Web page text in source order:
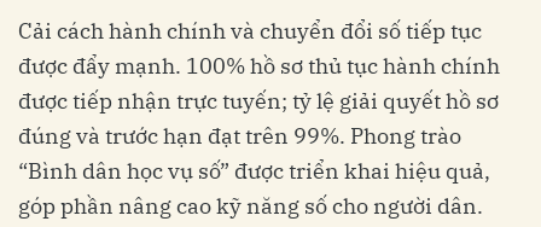
Cải cách hành chính và chuyển đổi số tiếp tục
được đẩy mạnh. 100% hồ sơ thủ tục hành chính
được tiếp nhận trực tuyến; tỷ lệ giải quyết hồ sơ
đúng và trước hạn đạt trên 99%. Phong trào
“Bình dân học vụ số” được triển khai hiệu quả,
góp phần nâng cao kỹ năng số cho người dân.